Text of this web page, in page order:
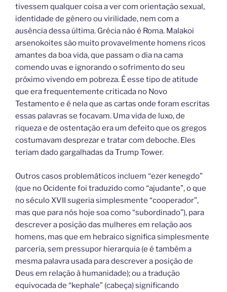
tivessem qualquer coisa a ver com orientação sexual,
identidade de gênero ou virilidade, nem com a
ausência dessa última. Grécia não é Roma. Malakoi
arsenokoites são muito provavelmente homens ricos
amantes da boa vida, que passam o dia na cama
comendo uvas e ignorando o sofrimento do seu
próximo vivendo em pobreza. É esse tipo de atitude
que era frequentemente criticada no Novo
Testamento e é nela que as cartas onde foram escritas
essas palavras se focavam. Uma vida de luxo, de
riqueza e de ostentação era um defeito que os gregos
costumavam desprezar e tratar com deboche. Eles
teriam dado gargalhadas da Trump Tower.
Outros casos problemáticos incluem “ezer kenegdo”
(que no Ocidente foi traduzido como “ajudante”, o que
no século XVII sugeria simplesmente “cooperador”,
mas que para nós hoje soa como “subordinado”), para
descrever a posição das mulheres em relação aos
homens, mas que em hebraico significa simplesmente
parceria, sem pressupor hierarquia (e é também a
mesma palavra usada para descrever a posição de
Deus em relação à humanidade); ou a tradução
equivocada de “kephale” (cabeça) significando